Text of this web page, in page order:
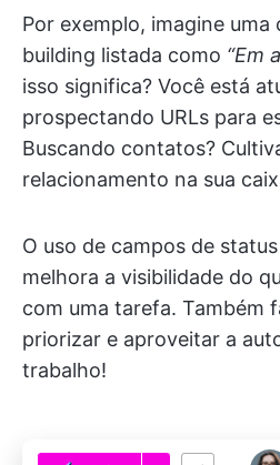
Por exemplo, imagine uma
building listada como “Em
isso significa? Você está
prospectando URLs para
Buscando contatos?
relacionamento na sua
O uso de campos de
melhora a visibilidade do
com uma tarefa. Também
priorizar e aproveitar a
trabalho!